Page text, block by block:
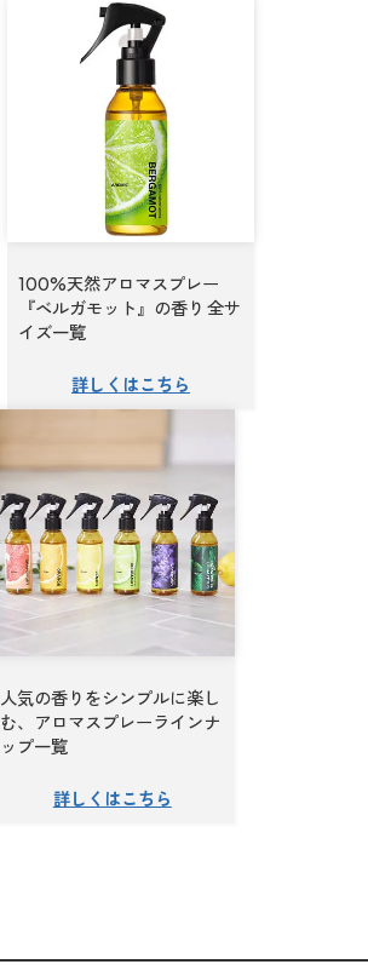
100%天然アロマスプレー
『ベルガモット』の香り 全サ
イズ一覧
人気の香りをシンプルに楽し
む、アロマスプレーラインナ
ップ一覧